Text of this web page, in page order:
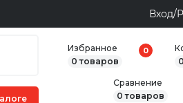
Вход/
Избранное
0 товаров
0
Сравнение
0 товаров